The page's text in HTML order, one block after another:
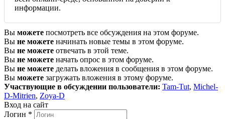
информации.
Вы можете посмотреть все обсуждения на этом форуме.
Вы не можете начинать новые темы в этом форуме.
Вы не можете отвечать в этой теме.
Вы не можете начать опрос в этом форуме.
Вы не можете делать вложения в сообщения в этом форуме.
Вы можете загружать вложения в этому форуме.
Участвующие в обсуждении пользователи: Tam-Tut, Michel-
D-Mitrien, Zoya-D
Вход на сайт
Логин *